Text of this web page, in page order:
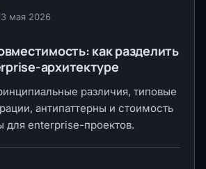
3 мая 2026
как разделить
архитектуре
различия, типовые
антипаттерны и стоимость
для enterprise-проектов.